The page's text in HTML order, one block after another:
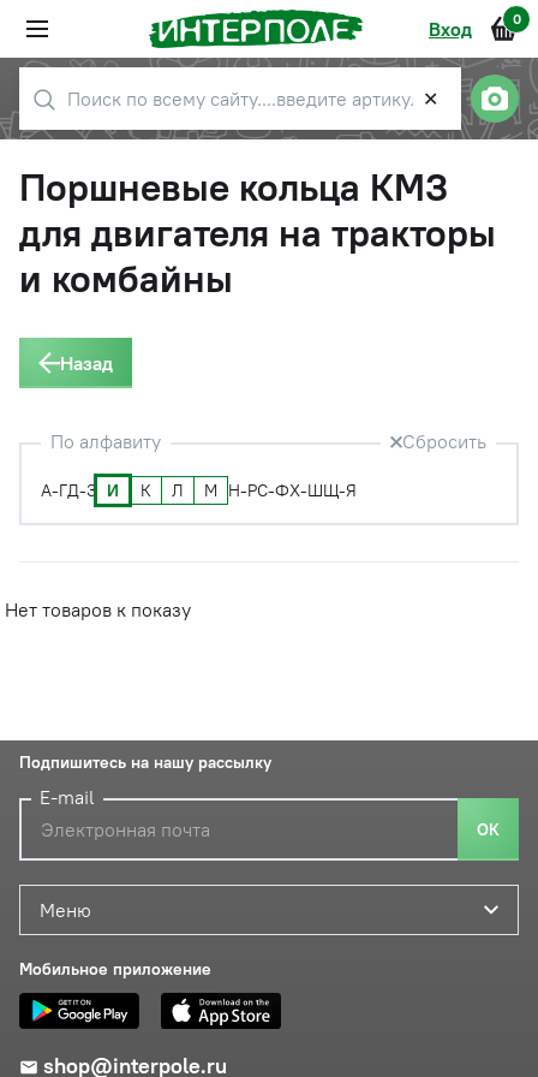
Вход 0
✕
Поршневые кольца КМЗ
для двигателя на тракторы
и комбайны
Назад
По алфавиту Сбросить
А-ГД-З И К Л М Н-РС-ФХ-ШЩ-Я
Нет товаров к показу
Меню
Мобильное приложение
shop@interpole.ru
Подпишитесь на нашу рассылку
E-mail
ОК